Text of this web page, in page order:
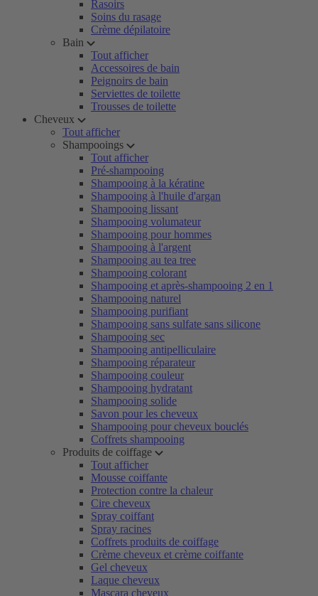
Rasoirs
Soins du rasage
Crème dépilatoire
Bain
Tout afficher
Accessoires de bain
Peignoirs de bain
Serviettes de toilette
Trousses de toilette
Cheveux
Tout afficher
Shampooings
Tout afficher
Pré-shampooing
Shampooing à la kératine
Shampooing à l'huile d'argan
Shampooing lissant
Shampooing volumateur
Shampooing pour hommes
Shampooing à l'argent
Shampooing au tea tree
Shampooing colorant
Shampooing et après-shampooing 2 en 1
Shampooing naturel
Shampooing purifiant
Shampooing sans sulfate sans silicone
Shampooing sec
Shampooing antipelliculaire
Shampooing réparateur
Shampooing couleur
Shampooing hydratant
Shampooing solide
Savon pour les cheveux
Shampooing pour cheveux bouclés
Coffrets shampooing
Produits de coiffage
Tout afficher
Mousse coiffante
Protection contre la chaleur
Cire cheveux
Spray coiffant
Spray racines
Coffrets produits de coiffage
Crème cheveux et crème coiffante
Gel cheveux
Laque cheveux
Mascara cheveux